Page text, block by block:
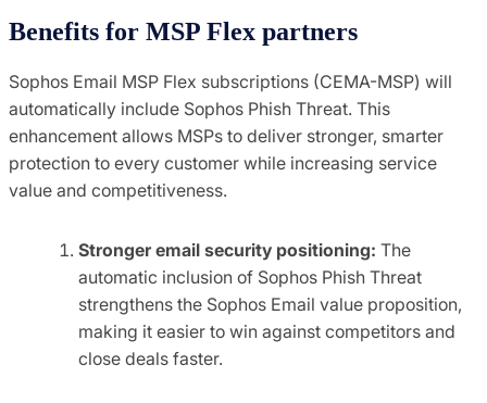
Benefits for MSP Flex partners
Sophos Email MSP Flex subscriptions (CEMA-MSP) will
automatically include Sophos Phish Threat. This
enhancement allows MSPs to deliver stronger, smarter
protection to every customer while increasing service
value and competitiveness.
Stronger email security positioning: The
automatic inclusion of Sophos Phish Threat
strengthens the Sophos Email value proposition,
making it easier to win against competitors and
close deals faster.​